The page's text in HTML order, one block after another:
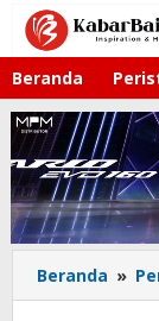
Lewati
konten
Beranda
Beranda »